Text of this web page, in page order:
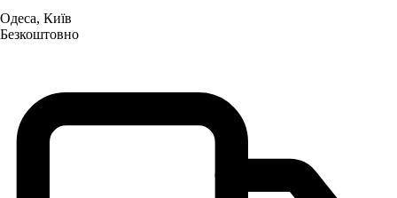
Одеса, Київ
Безкоштовно